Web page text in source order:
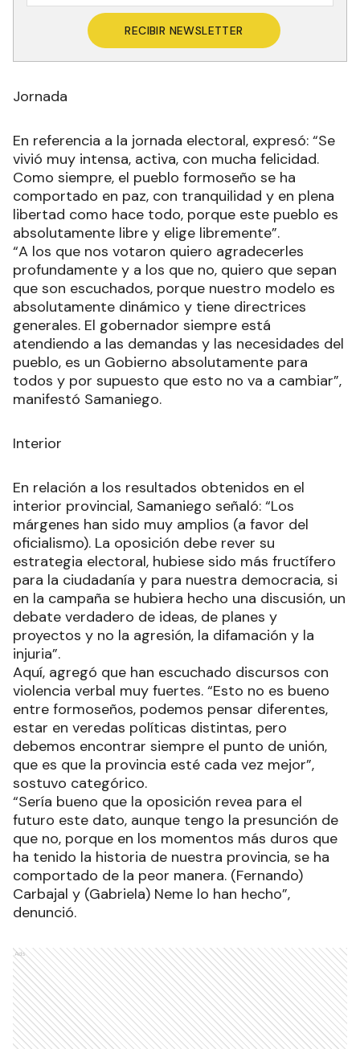
RECIBIR NEWSLETTER
Jornada
En referencia a la jornada electoral, expresó: “Se
vivió muy intensa, activa, con mucha felicidad.
Como siempre, el pueblo formoseño se ha
comportado en paz, con tranquilidad y en plena
libertad como hace todo, porque este pueblo es
absolutamente libre y elige libremente”.
“A los que nos votaron quiero agradecerles
profundamente y a los que no, quiero que sepan
que son escuchados, porque nuestro modelo es
absolutamente dinámico y tiene directrices
generales. El gobernador siempre está
atendiendo a las demandas y las necesidades del
pueblo, es un Gobierno absolutamente para
todos y por supuesto que esto no va a cambiar”,
manifestó Samaniego.
Interior
En relación a los resultados obtenidos en el
interior provincial, Samaniego señaló: “Los
márgenes han sido muy amplios (a favor del
oficialismo). La oposición debe rever su
estrategia electoral, hubiese sido más fructífero
para la ciudadanía y para nuestra democracia, si
en la campaña se hubiera hecho una discusión, un
debate verdadero de ideas, de planes y
proyectos y no la agresión, la difamación y la
injuria”.
Aquí, agregó que han escuchado discursos con
violencia verbal muy fuertes. “Esto no es bueno
entre formoseños, podemos pensar diferentes,
estar en veredas políticas distintas, pero
debemos encontrar siempre el punto de unión,
que es que la provincia esté cada vez mejor”,
sostuvo categórico.
“Sería bueno que la oposición revea para el
futuro este dato, aunque tengo la presunción de
que no, porque en los momentos más duros que
ha tenido la historia de nuestra provincia, se ha
comportado de la peor manera. (Fernando)
Carbajal y (Gabriela) Neme lo han hecho”,
denunció.
Ads